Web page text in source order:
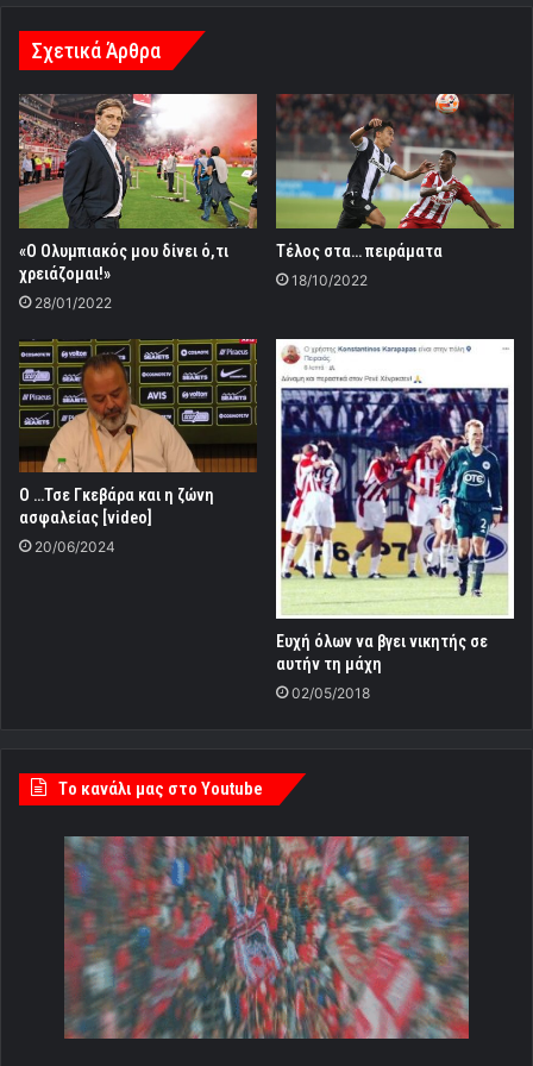
Σχετικά Άρθρα
«Ο Ολυμπιακός μου δίνει ό,τι
χρειάζομαι!»
28/01/2022
Τέλος στα… πειράματα
18/10/2022
Ο …Τσε Γκεβάρα και η ζώνη
ασφαλείας [video]
20/06/2024
Ευχή όλων να βγει νικητής σε
αυτήν τη μάχη
02/05/2018
Tο κανάλι μας στο Youtube